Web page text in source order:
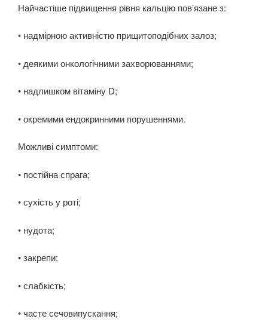
Найчастіше підвищення рівня кальцію пов’язане з:
• надмірною активністю прищитоподібних залоз;
• деякими онкологічними захворюваннями;
• надлишком вітаміну D;
• окремими ендокринними порушеннями.
Можливі симптоми:
• постійна спрага;
• сухість у роті;
• нудота;
• закрепи;
• слабкість;
• часте сечовипускання;